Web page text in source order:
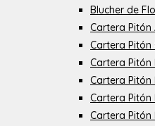
Blucher de
Cartera Pitón
Cartera Pitón
Cartera Pitón
Cartera Pitón
Cartera
Cartera Pitón